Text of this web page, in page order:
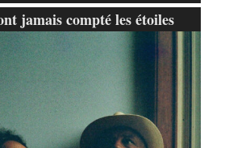
jamais compté les étoiles